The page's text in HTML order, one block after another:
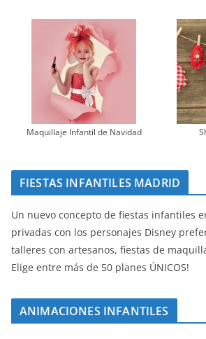
Maquillaje Infantil de Navidad
FIESTAS INFANTILES MADRID
Un nuevo concepto de fiestas infantiles
privadas con los personajes Disney
talleres con artesanos, fiestas de
Elige entre más de 50 planes ÚNICOS!
ANIMACIONES INFANTILES